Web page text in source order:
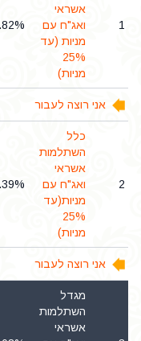
1
אשראי
ואג"ח עם
מניות (עד
25%
מניות)
אני רוצה לעבור
2
כלל
השתלמות
אשראי
ואג"ח עם
מניות(עד
25%
מניות)
אני רוצה לעבור
מגדל
השתלמות
אשראי